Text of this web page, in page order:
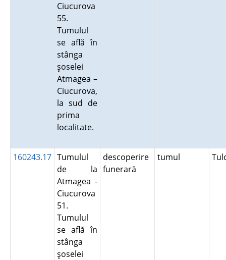
Ciucurova
55.
Tumulul
se află în
stânga
şoselei
Atmagea –
Ciucurova,
la sud de
prima
localitate.
160243.17 Tumulul
de la
Atmagea -
Ciucurova
51.
Tumulul
se află în
stânga
şoselei
descoperire
funerară
tumul